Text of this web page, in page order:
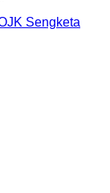
Sengketa